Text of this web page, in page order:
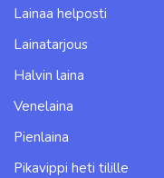
Lainaa helposti
Lainatarjous
Halvin laina
Venelaina
Pienlaina
Pikavippi heti tilille